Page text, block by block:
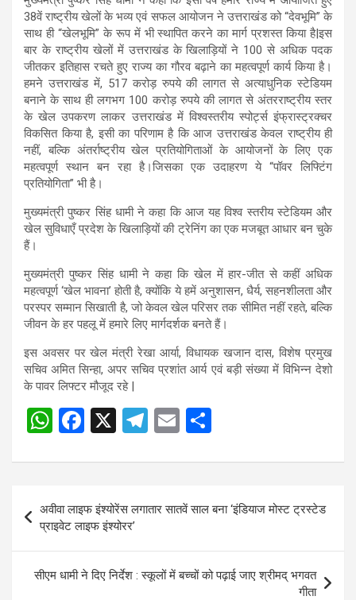
38वें राष्ट्रीय खेलों के भव्य एवं सफल आयोजन ने उत्तराखंड को “देवभूमि” के
साथ ही “खेलभूमि” के रूप में भी स्थापित करने का मार्ग प्रशस्त किया है|इस
बार के राष्ट्रीय खेलों में उत्तराखंड के खिलाड़ियों ने 100 से अधिक पदक
जीतकर इतिहास रचते हुए राज्य का गौरव बढ़ाने का महत्वपूर्ण कार्य किया है।
हमने उत्तराखंड में, 517 करोड़ रुपये की लागत से अत्याधुनिक स्टेडियम
बनाने के साथ ही लगभग 100 करोड़ रुपये की लागत से अंतरराष्ट्रीय स्तर
के खेल उपकरण लाकर उत्तराखंड में विश्वस्तरीय स्पोर्ट्स इंफ्रास्ट्रक्चर
विकसित किया है, इसी का परिणाम है कि आज उत्तराखंड केवल राष्ट्रीय ही
नहीं, बल्कि अंतर्राष्ट्रीय खेल प्रतियोगिताओं के आयोजनों के लिए एक
महत्वपूर्ण स्थान बन रहा है।जिसका एक उदाहरण ये “पॉवर लिफ्टिंग
प्रतियोगिता” भी है।
मुख्यमंत्री पुष्कर सिंह धामी ने कहा कि आज यह विश्व स्तरीय स्टेडियम और
खेल सुविधाएँ प्रदेश के खिलाड़ियों की ट्रेनिंग का एक मजबूत आधार बन चुके
हैं।
मुख्यमंत्री पुष्कर सिंह धामी ने कहा कि खेल में हार-जीत से कहीं अधिक
महत्वपूर्ण ‘खेल भावना’ होती है, क्योंकि ये हमें अनुशासन, धैर्य, सहनशीलता और
परस्पर सम्मान सिखाती है, जो केवल खेल परिसर तक सीमित नहीं रहते, बल्कि
जीवन के हर पहलू में हमारे लिए मार्गदर्शक बनते हैं।
इस अवसर पर खेल मंत्री रेखा आर्या, विधायक खजान दास, विशेष प्रमुख
सचिव अमित सिन्हा, अपर सचिव प्रशांत आर्य एवं बड़ी संख्या में विभिन्न देशो
के पावर लिफ्टर मौजूद रहे |
W
at
s
A
p
p
F
ce
o
o
k
X
T
e
a
m
E
ail ar
Post
navigation
अवीवा लाइफ इंश्योरेंस लगातार सातवें साल बना ‘इंडियाज मोस्ट ट्रस्टेड
प्राइवेट लाइफ इंश्योरर’
सीएम धामी ने दिए निर्देश : स्कूलों में बच्चों को पढ़ाई जाए श्रीमद् भगवत
गीता